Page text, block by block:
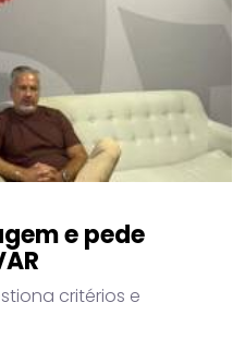
e pede
critérios e